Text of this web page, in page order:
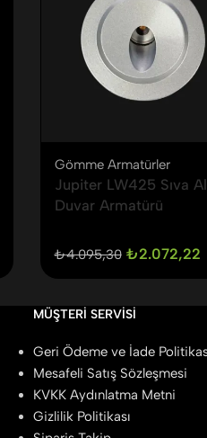
Gömme Armatürler
Jupiter LW425 Sıva
Duvar Armatürü
₺4.095,30 ₺2.072,22
MÜŞTERI SERVISI
Geri Ödeme ve İade
Mesafeli Satış Sözleşmesi
KVKK Aydınlatma Metni
Gizlilik Politikası